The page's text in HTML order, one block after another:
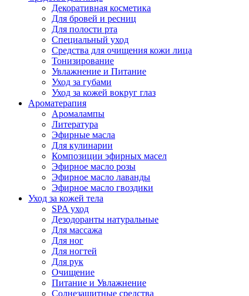
Декоративная косметика
Для бровей и ресниц
Для полости рта
Специальный уход
Средства для очищения кожи лица
Тонизирование
Увлажнение и Питание
Уход за губами
Уход за кожей вокруг глаз
Ароматерапия
Аромалампы
Литература
Эфирные масла
Для кулинарии
Композиции эфирных масел
Эфирное масло розы
Эфирное масло лаванды
Эфирное масло гвоздики
Уход за кожей тела
SPA уход
Дезодоранты натуральные
Для массажа
Для ног
Для ногтей
Для рук
Очищение
Питание и Увлажнение
Солнезащитные средства